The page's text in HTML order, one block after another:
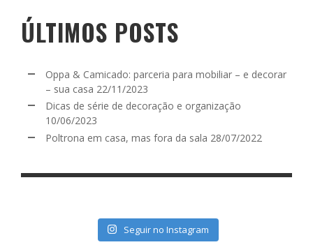
ÚLTIMOS POSTS
Oppa & Camicado: parceria para mobiliar – e decorar
– sua casa 22/11/2023
Dicas de série de decoração e organização
10/06/2023
Poltrona em casa, mas fora da sala 28/07/2022
Seguir no Instagram